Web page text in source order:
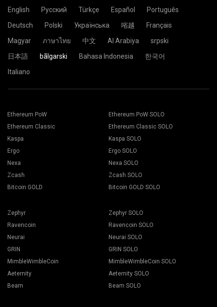
English Русский Türkçe Español
Português
Deutsch
Polski Українська 㗂越
Français
Magyar
ภาษาไทย 中文 Al Arabiya
srpski
日本語
bãlgarski Bahasa Indonesia
한국어
Italiano
Ethereum PoW
Ethereum Classic
Kaspa
Ergo
Nexa
Zcash
Bitcoin GOLD
Ethereum PoW SOLO
Ethereum Classic SOLO
Kaspa SOLO
Ergo SOLO
Nexa SOLO
Zcash SOLO
Bitcoin GOLD SOLO
Zephyr
Ravencoin
Neurai
GRIN
MimbleWimbleCoin
Aeternity
Beam
Zephyr SOLO
Ravencoin SOLO
Neurai SOLO
GRIN SOLO
MimbleWimbleCoin SOLO
Aeternity SOLO
Beam SOLO